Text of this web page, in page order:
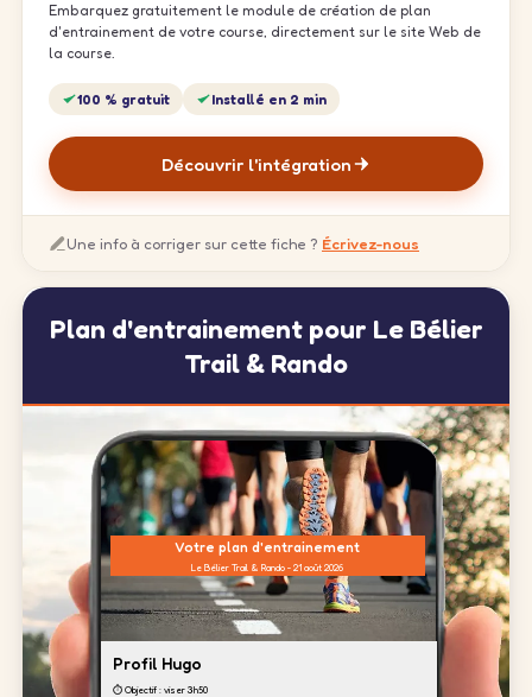
Embarquez gratuitement le module de création de plan
d'entrainement de votre course, directement sur le site Web de
la course.
100 % gratuit Installé en 2 min
Découvrir l'intégration
Une info à corriger sur cette fiche ? Écrivez-nous
Plan d'entrainement pour Le Bélier
Trail & Rando
Votre plan d'entrainement
Le Bélier Trail & Rando - 21 août 2026
Profil Hugo
⏱️ Objectif : viser 3h50